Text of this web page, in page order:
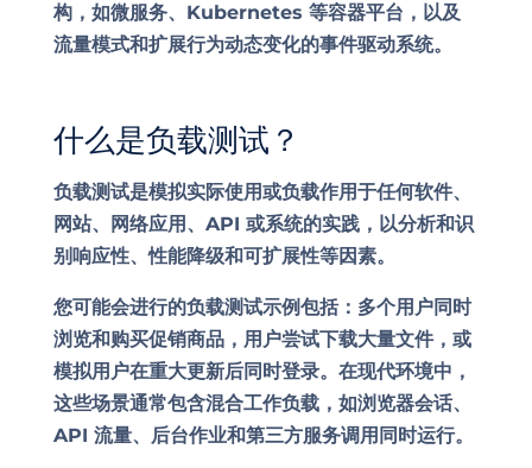
构，如微服务、Kubernetes 等容器平台，以及
流量模式和扩展行为动态变化的事件驱动系统。
什么是负载测试？
负载测试是模拟实际使用或负载作用于任何软件、
网站、网络应用、API 或系统的实践，以分析和识
别响应性、性能降级和可扩展性等因素。
您可能会进行的负载测试示例包括：多个用户同时
浏览和购买促销商品，用户尝试下载大量文件，或
模拟用户在重大更新后同时登录。在现代环境中，
这些场景通常包含混合工作负载，如浏览器会话、
API 流量、后台作业和第三方服务调用同时运行。